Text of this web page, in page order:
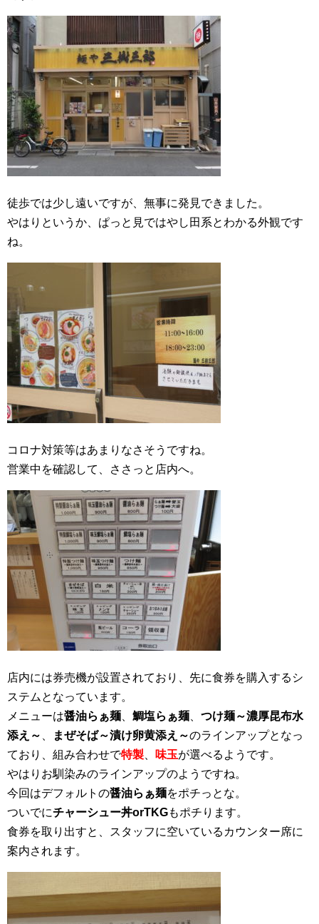
徒歩では少し遠いですが、無事に発見できました。
やはりというか、ぱっと見ではやし田系とわかる外観です
ね。
コロナ対策等はあまりなさそうですね。
営業中を確認して、ささっと店内へ。
店内には券売機が設置されており、先に食券を購入するシ
ステムとなっています。
メニューは醤油らぁ麺 鯛塩らぁ麺
つけ麺～濃厚昆布水
添え～
まぜそば～漬け卵黄添え～のラインアップとなっ
ており、組み合わせで特製 味玉が選べるようです。
やはりお馴染みのラインアップのようですね。
今回はデフォルトの醤油らぁ麺をポチっとな。
ついでにチャーシュー丼orTKGもポチります。
食券を取り出すと、スタッフに空いているカウンター席に
案内されます。